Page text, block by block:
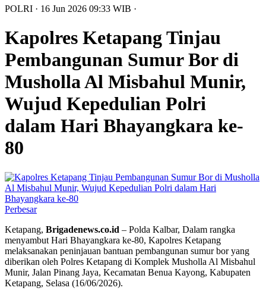
POLRI · 16 Jun 2026 09:33 WIB ·
Kapolres Ketapang Tinjau
Pembangunan Sumur Bor di
Musholla Al Misbahul Munir,
Wujud Kepedulian Polri
dalam Hari Bhayangkara ke-
80
Perbesar
Ketapang, Brigadenews.co.id – Polda Kalbar, Dalam rangka
menyambut Hari Bhayangkara ke-80, Kapolres Ketapang
melaksanakan peninjauan bantuan pembangunan sumur bor yang
diberikan oleh Polres Ketapang di Komplek Musholla Al Misbahul
Munir, Jalan Pinang Jaya, Kecamatan Benua Kayong, Kabupaten
Ketapang, Selasa (16/06/2026).